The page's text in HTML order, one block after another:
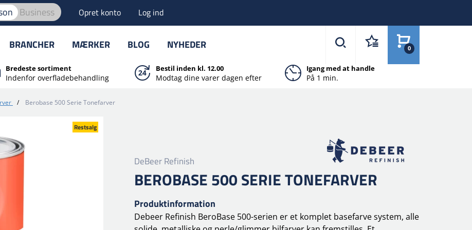
Business Opret konto Log ind
BRANCHER MÆRKER BLOG NYHEDER 0
Bredeste sortiment
Indenfor overfladebehandling
Bestil inden kl. 12.00
Modtag dine varer dagen efter
Igang med at handle
På 1 min.
/ Berobase 500 Serie Tonefarver
Restsalg
DeBeer Refinish
BEROBASE 500 SERIE TONEFARVER
Produktinformation
Debeer Refinish BeroBase 500-serien er et komplet basefarve system, alle